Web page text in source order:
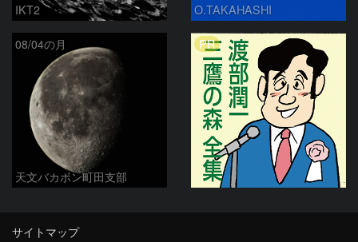
IKT2 O.TAKAHASHI
08/04の月
天文バカボン町田支部
PR
サイトマップ